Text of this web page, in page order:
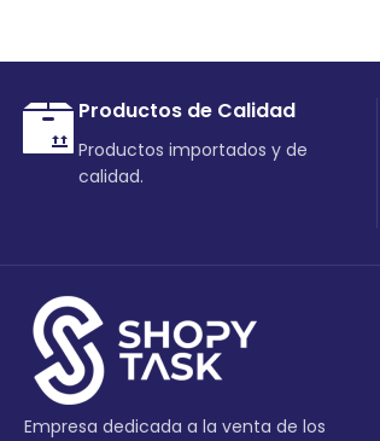
Productos de Calidad
Productos importados y de
calidad.
Empresa dedicada a la venta de los